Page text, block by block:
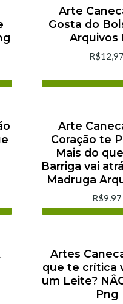
Arte
Gosta do
Arquivos
R$12,97
Arte
Coração te
Mais do
Barriga vai
Madruga
R$9,97
Artes
que te crítica
um Leite?
Png